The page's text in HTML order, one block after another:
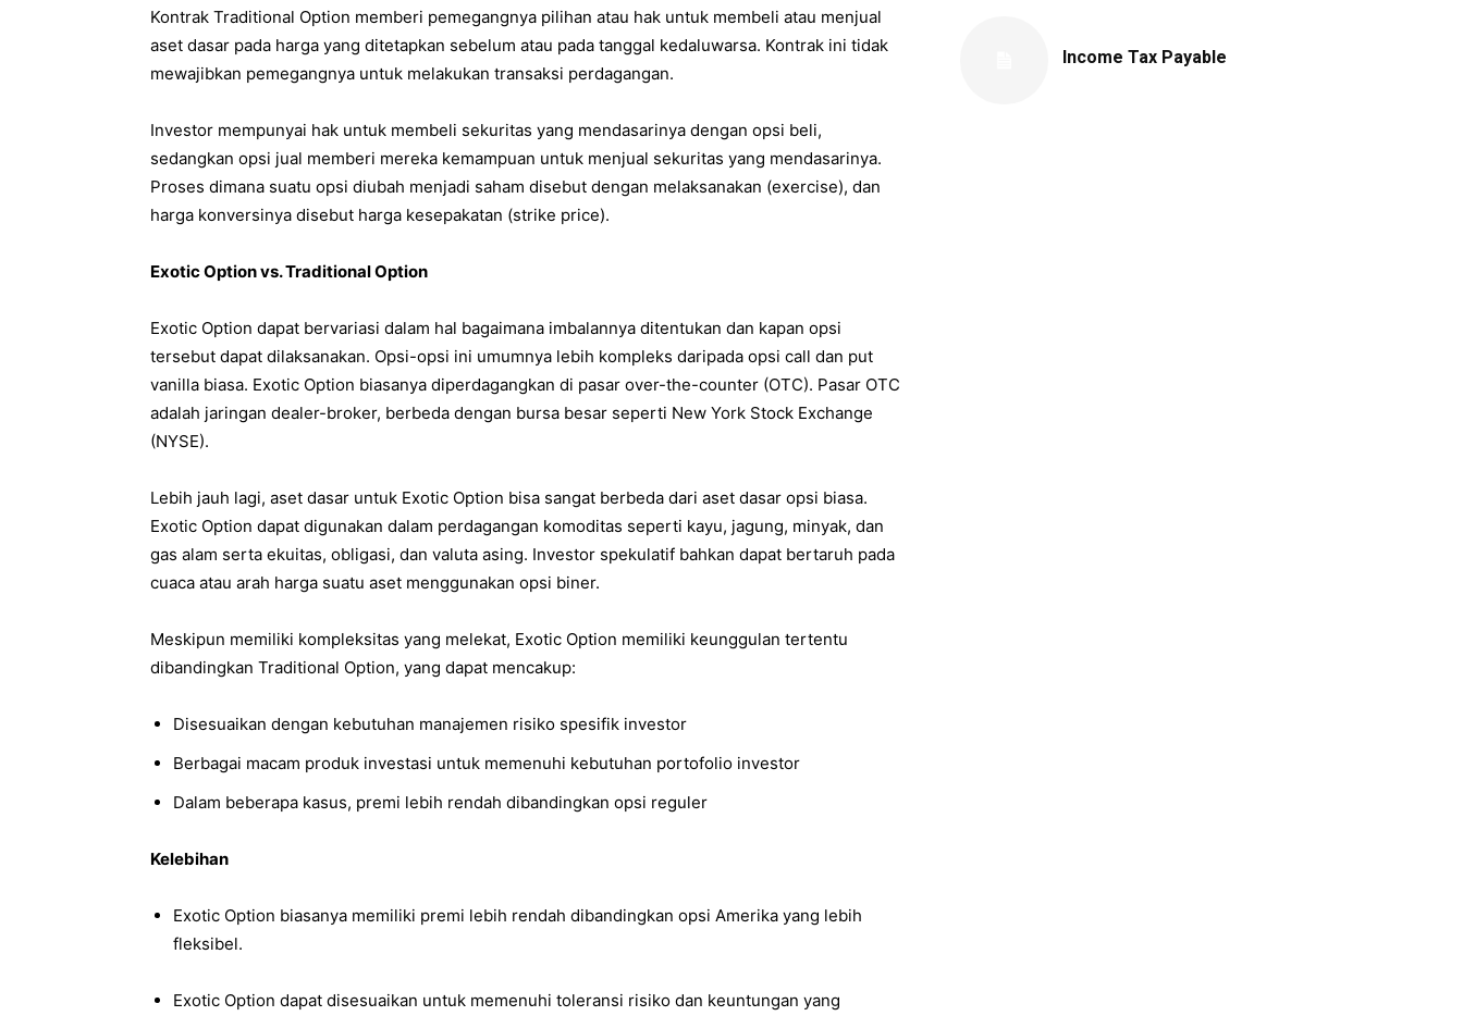
Kontrak Traditional Option memberi pemegangnya pilihan atau hak untuk membeli atau menjual
aset dasar pada harga yang ditetapkan sebelum atau pada tanggal kedaluwarsa. Kontrak ini tidak
mewajibkan pemegangnya untuk melakukan transaksi perdagangan.
Investor mempunyai hak untuk membeli sekuritas yang mendasarinya dengan opsi beli,
sedangkan opsi jual memberi mereka kemampuan untuk menjual sekuritas yang mendasarinya.
Proses dimana suatu opsi diubah menjadi saham disebut dengan melaksanakan (exercise), dan
harga konversinya disebut harga kesepakatan (strike price).
Exotic Option vs. Traditional Option
Exotic Option dapat bervariasi dalam hal bagaimana imbalannya ditentukan dan kapan opsi
tersebut dapat dilaksanakan. Opsi-opsi ini umumnya lebih kompleks daripada opsi call dan put
vanilla biasa. Exotic Option biasanya diperdagangkan di pasar over-the-counter (OTC). Pasar OTC
adalah jaringan dealer-broker, berbeda dengan bursa besar seperti New York Stock Exchange
(NYSE).
Lebih jauh lagi, aset dasar untuk Exotic Option bisa sangat berbeda dari aset dasar opsi biasa.
Exotic Option dapat digunakan dalam perdagangan komoditas seperti kayu, jagung, minyak, dan
gas alam serta ekuitas, obligasi, dan valuta asing. Investor spekulatif bahkan dapat bertaruh pada
cuaca atau arah harga suatu aset menggunakan opsi biner.
Meskipun memiliki kompleksitas yang melekat, Exotic Option memiliki keunggulan tertentu
dibandingkan Traditional Option, yang dapat mencakup:
Disesuaikan dengan kebutuhan manajemen risiko spesifik investor
Berbagai macam produk investasi untuk memenuhi kebutuhan portofolio investor
Dalam beberapa kasus, premi lebih rendah dibandingkan opsi reguler
Kelebihan
Exotic Option biasanya memiliki premi lebih rendah dibandingkan opsi Amerika yang lebih
fleksibel.
Exotic Option dapat disesuaikan untuk memenuhi toleransi risiko dan keuntungan yang
Income Tax Payable